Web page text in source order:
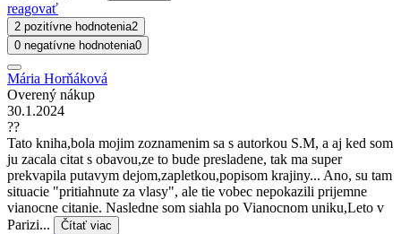
reagovať
2 pozitívne hodnotenia2
0 negatívne hodnotenia0
Mária Horňáková
Overený nákup
30.1.2024
??
Tato kniha,bola mojim zoznamenim sa s autorkou S.M, a aj ked som
ju zacala citat s obavou,ze to bude presladene, tak ma super
prekvapila putavym dejom,zapletkou,popisom krajiny... Ano, su tam
situacie "pritiahnute za vlasy", ale tie vobec nepokazili prijemne
vianocne citanie. Nasledne som siahla po Vianocnom uniku,Leto v
Parizi...
Čítať viac